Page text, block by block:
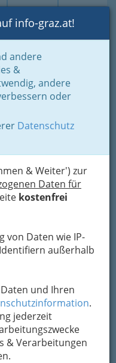
Login Toggle
info-graz.at!
andere
&
andere
oder
Datenschutz
& Weiter') zur
Daten für
kostenfrei
von Daten wie IP-
außerhalb
und Ihren
.
jederzeit
& Verarbeitungen
Stelle zur
ein sicheres
nach dem
Mail an das